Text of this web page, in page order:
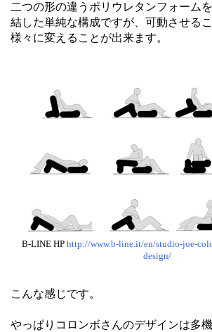
二つの形の違うポリウレタンフォーム
結した単純な構成ですが、可動させる
様々に変えることが出来ます。
B-LINE HP http://www.b-line.it/en/studio-joe-
design/
こんな感じです。
やっぱりコロンボさんのデザインは多